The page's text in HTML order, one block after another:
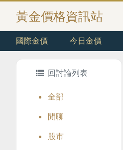
黃金價格資訊站
國際金價 今日金價
回討論列表
全部
閒聊
股市